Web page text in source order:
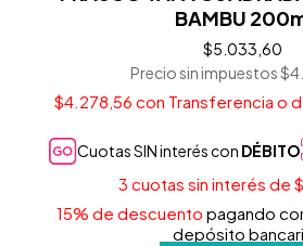
BAMBU
$5.033,60
Precio sin impuestos
$4.278,56 con Transferencia o
Cuotas SIN interés con DÉBITO
3 cuotas sin interés de
15% de descuento pagando
depósito